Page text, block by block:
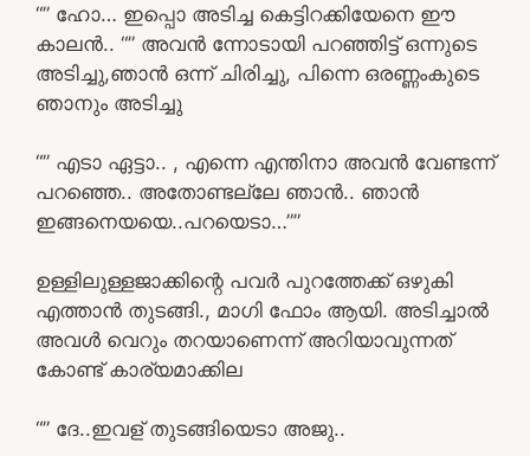
“” ഹോ… ഇപ്പൊ അടിച്ച കെട്ടിറക്കിയേനെ ഈ
കാലൻ.. “” അവൻ ന്നോടായി പറഞ്ഞിട്ട് ഒന്നുടെ
അടിച്ചു,ഞാൻ ഒന്ന് ചിരിച്ചു, പിന്നെ ഒരണ്ണംകുടെ
ഞാനും അടിച്ചു
“” എടാ ഏട്ടാ.. , എന്നെ എന്തിനാ അവൻ വേണ്ടന്ന്
പറഞ്ഞെ.. അതോണ്ടല്ലേ ഞാൻ.. ഞാൻ
ഇങ്ങനെയയെ..പറയെടാ…””
ഉള്ളിലുള്ളജാക്കിന്റെ പവർ പുറത്തേക്ക് ഒഴുകി
എത്താൻ തുടങ്ങി., മാഗി ഫോം ആയി. അടിച്ചാൽ
അവൾ വെറും തറയാണെന്ന് അറിയാവുന്നത്
കോണ്ട് കാര്യമാക്കില
“” ദേ..ഇവള് തുടങ്ങിയെടാ അജു..